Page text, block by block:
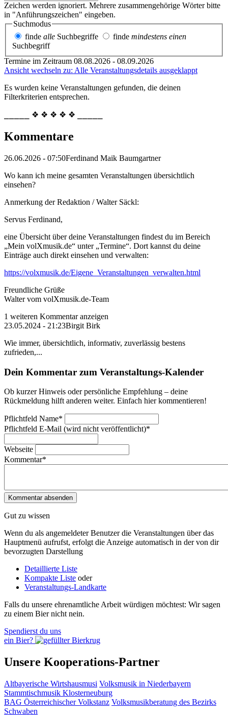
Zeichen werden ignoriert. Mehrere zusammengehörige Wörter bitte
in "Anführungszeichen" eingeben.
Suchmodus
finde alle Suchbegriffe finde mindestens einen
Suchbegriff
Termine im Zeitraum 08.08.2026 - 08.09.2026
Ansicht wechseln zu: Alle Veranstaltungsdetails ausgeklappt
Es wurden keine Veranstaltungen gefunden, die deinen
Filterkriterien entsprechen.
⎯⎯⎯⎯⎯ ❖ ❖ ❖ ❖ ❖ ⎯⎯⎯⎯⎯
Kommentare
26.06.2026 - 07:50Ferdinand Maik Baumgartner
Wo kann ich meine gesamten Veranstaltungen übersichtlich
einsehen?
Anmerkung der Redaktion /Walter Säckl:
Servus Ferdinand,
eine Übersicht über deine Veranstaltungen findest du im Bereich
„Mein volXmusik.de“ unter „Termine“. Dort kannst du deine
Einträge auch direkt einsehen und verwalten:
https://volxmusik.de/Eigene_Veranstaltungen_verwalten.html
Freundliche Grüße
Walter vom volXmusik.de-Team
1 weiteren Kommentar anzeigen
23.05.2024 - 21:23Birgit Birk
Wie immer, übersichtlich, informativ, zuverlässig bestens
zufrieden,...
Dein Kommentar zum Veranstaltungs-Kalender
Ob kurzer Hinweis oder persönliche Empfehlung – deine
Rückmeldung hilft anderen weiter. Einfach hier kommentieren!
Pflichtfeld Name*
Pflichtfeld E-Mail (wird nicht veröffentlicht)*
Webseite
Kommentar*
Gut zu wissen
Wenn du als angemeldeter Benutzer die Veranstaltungen über das
Hauptmenü aufrufst, erfolgt die Anzeige automatisch in der von dir
bevorzugten Darstellung
Detaillierte Liste
Kompakte Liste oder
Veranstaltungs-Landkarte
Falls du unsere ehrenamtliche Arbeit würdigen möchtest: Wir sagen
zu einem Bier nicht nein.
Spendierst du uns
ein Bier?
Unsere Kooperations-Partner
Altbayerische Wirtshausmusi Volksmusik in Niederbayern
Stammtischmusik Klosterneuburg
BAG Österreichischer Volkstanz Volksmusikberatung des Bezirks
Schwaben